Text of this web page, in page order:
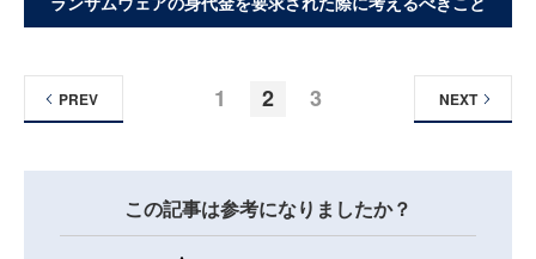
1 2 3
PREV NEXT
この記事は参考になりましたか？